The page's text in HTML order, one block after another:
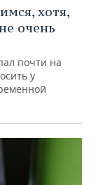
хотя,
очень
почти на
у